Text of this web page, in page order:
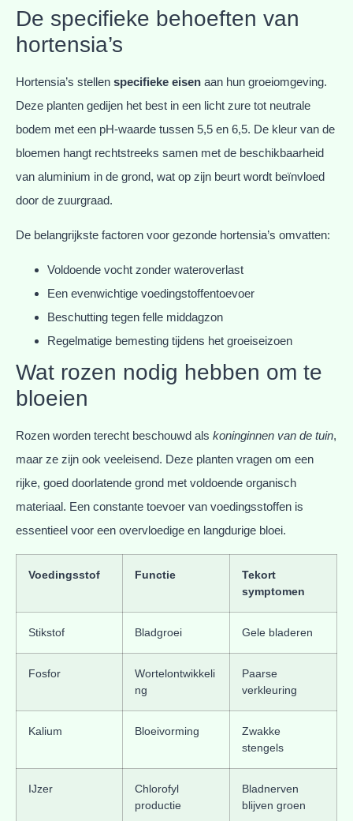
De specifieke behoeften van
hortensia’s
Hortensia’s stellen specifieke eisen aan hun groeiomgeving.
Deze planten gedijen het best in een licht zure tot neutrale
bodem met een pH-waarde tussen 5,5 en 6,5. De kleur van de
bloemen hangt rechtstreeks samen met de beschikbaarheid
van aluminium in de grond, wat op zijn beurt wordt beïnvloed
door de zuurgraad.
De belangrijkste factoren voor gezonde hortensia’s omvatten:
Voldoende vocht zonder wateroverlast
Een evenwichtige voedingstoffentoevoer
Beschutting tegen felle middagzon
Regelmatige bemesting tijdens het groeiseizoen
Wat rozen nodig hebben om te
bloeien
Rozen worden terecht beschouwd als koninginnen van de tuin,
maar ze zijn ook veeleisend. Deze planten vragen om een
rijke, goed doorlatende grond met voldoende organisch
materiaal. Een constante toevoer van voedingsstoffen is
essentieel voor een overvloedige en langdurige bloei.
Voedingsstof Functie
Tekort
symptomen
Stikstof Bladgroei Gele bladeren
Fosfor
Wortelontwikkeli
ng
Paarse
verkleuring
Kalium Bloeivorming
Zwakke
stengels
IJzer
Chlorofyl
productie
Bladnerven
blijven groen